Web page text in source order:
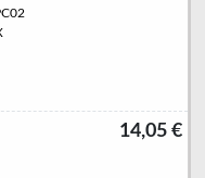
14,05 €